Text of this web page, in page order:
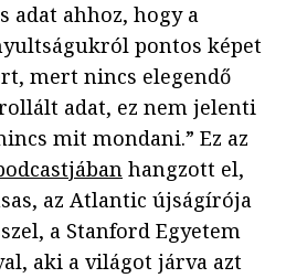
adat ahhoz, hogy a
pontos képet
mert nincs elegendő
adat, ez nem jelenti
mit mondani.” Ez az
hangzott el,
az Atlantic újságírója
a Stanford Egyetem
aki a világot járva azt